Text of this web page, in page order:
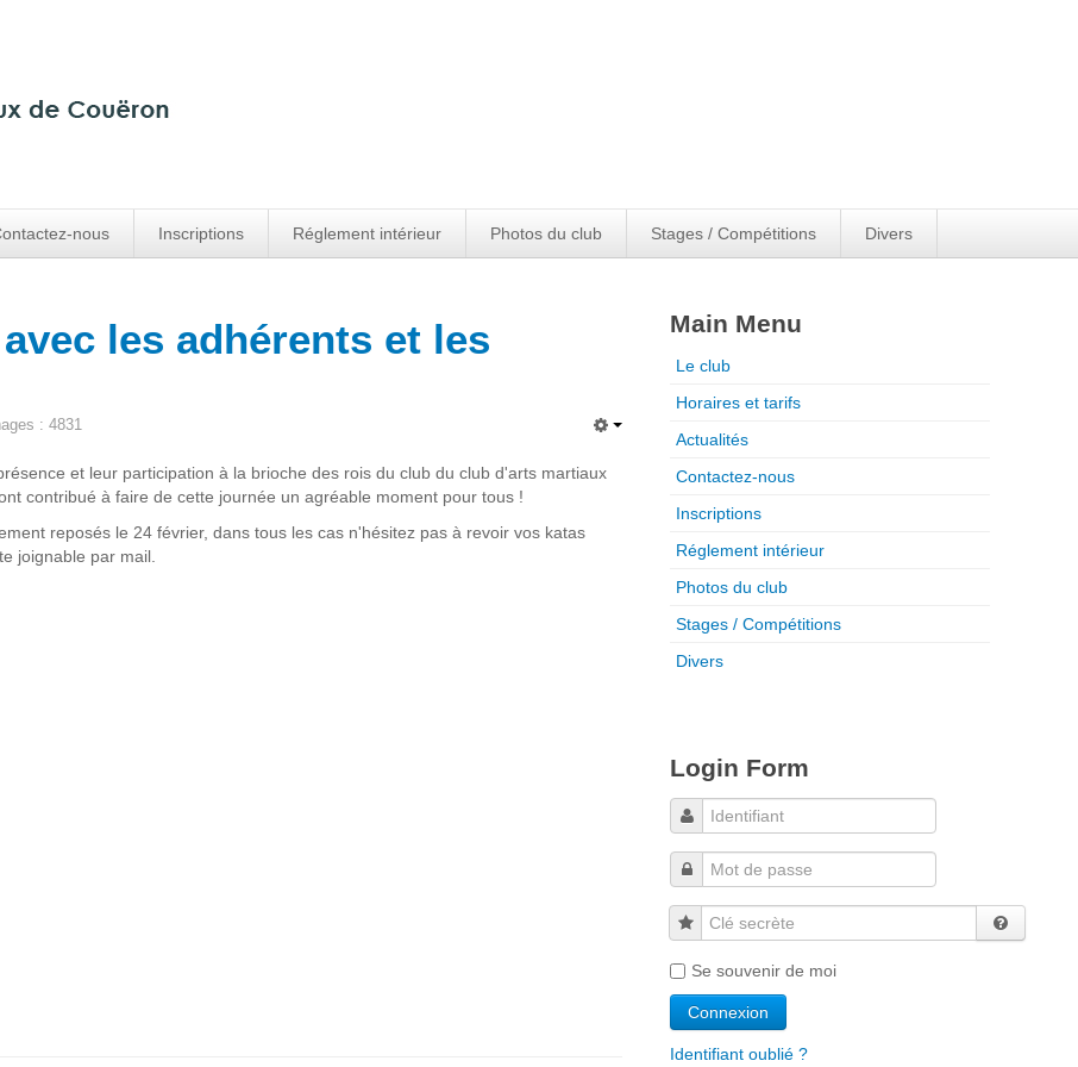
nous Inscriptions Réglement intérieur Photos du club Stages / Compétitions Divers
les adhérents et les
: 4831
et leur participation à la brioche des rois du club du club d'arts martiaux
contribué à faire de cette journée un agréable moment pour tous !
reposés le 24 février, dans tous les cas n'hésitez pas à revoir vos katas
joignable par mail.
Main Menu
Le club
Horaires et tarifs
Actualités
Contactez-nous
Inscriptions
Réglement intérieur
Photos du club
Stages / Compétitions
Divers
Login Form
Clé secrète
Se souvenir de moi
Identifiant oublié ?